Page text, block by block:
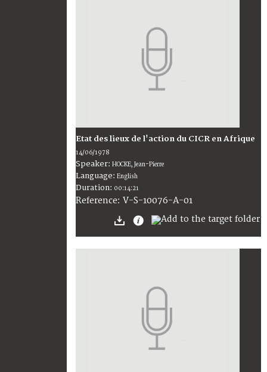
Etat des lieux de l'action du CICR en Afrique
14/06/1978
Speaker: HOCKE, Jean-Pierre
Language: English
Duration: 00:14:21
Reference: V-S-10076-A-01